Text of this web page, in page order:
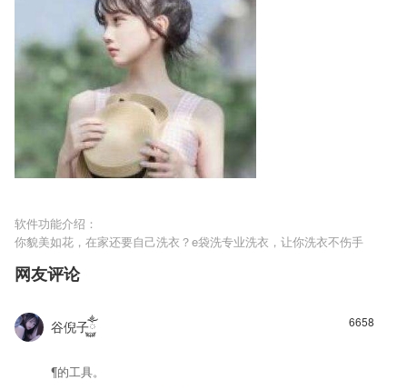
软件功能介绍：
你貌美如花，在家还要自己洗衣？e袋洗专业洗衣，让你洗衣不伤手
网友评论
6658
谷倪子ོ࿆ྂ
¶的工具。